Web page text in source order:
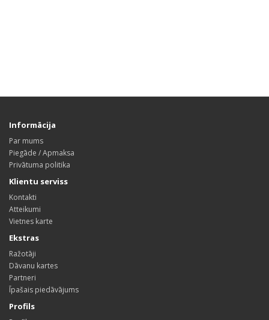
Informācija
Par mums
Piegāde / Apmaksa
Privātuma politika
Klientu serviss
Kontakti
Atteikumi
Vietnes karte
Ekstras
Ražotāji
Dāvanu kartes
Partneri
Īpašais piedāvājums
Profils